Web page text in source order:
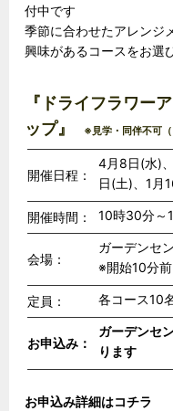
付中です
季節に合わせたアレンジ
興味があるコースをお選
『ドライフラワー
ップ』
※見学・同伴不可（
開催日程：
4月8日(水)
日(土)、 1月
開催時間： 10時30分～
会場：
ガーデンセ
※開始10分
定員： 各コース10
お申込み：
ガーデンセ
ります
お申込み詳細はコチラ